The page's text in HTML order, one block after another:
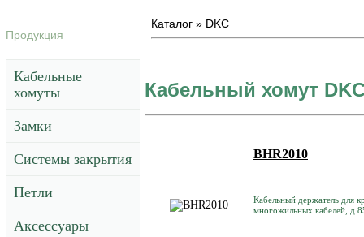
Продукция
Кабельные
хомуты
Замки
Системы закрытия
Петли
Аксессуары
Каталог » DKC
Кабельный хомут
BHR2010
Кабельный держатель для
многожильных кабелей,